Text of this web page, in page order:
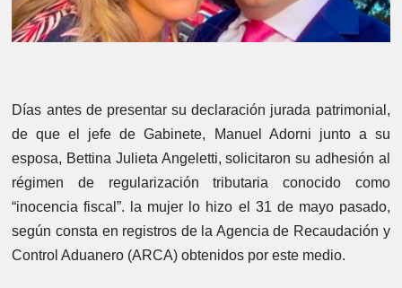
Días antes de presentar su declaración jurada patrimonial,
de que el jefe de Gabinete, Manuel Adorni junto a su
esposa, Bettina Julieta Angeletti, solicitaron su adhesión al
régimen de regularización tributaria conocido como
“inocencia fiscal”. la mujer lo hizo el 31 de mayo pasado,
según consta en registros de la Agencia de Recaudación y
Control Aduanero (ARCA) obtenidos por este medio.